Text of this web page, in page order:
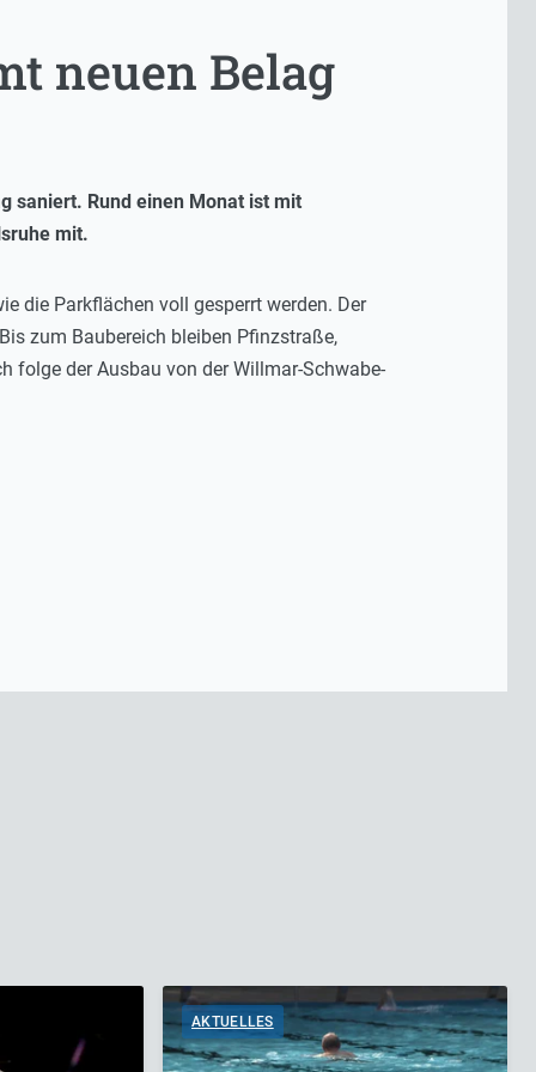
neuen Belag
saniert. Rund einen Monat ist mit
mit.
die Parkflächen voll gesperrt werden. Der
zum Baubereich bleiben Pfinzstraße,
folge der Ausbau von der Willmar-Schwabe-
AKTUELLES